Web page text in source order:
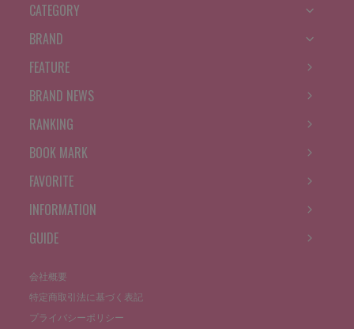
CATEGORY
BRAND
FEATURE
BRAND NEWS
RANKING
BOOK MARK
FAVORITE
INFORMATION
GUIDE
会社概要
特定商取引法に基づく表記
プライバシーポリシー